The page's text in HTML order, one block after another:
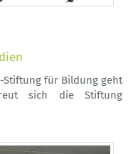
Stiftung für Bildung geht
sich die Stiftung